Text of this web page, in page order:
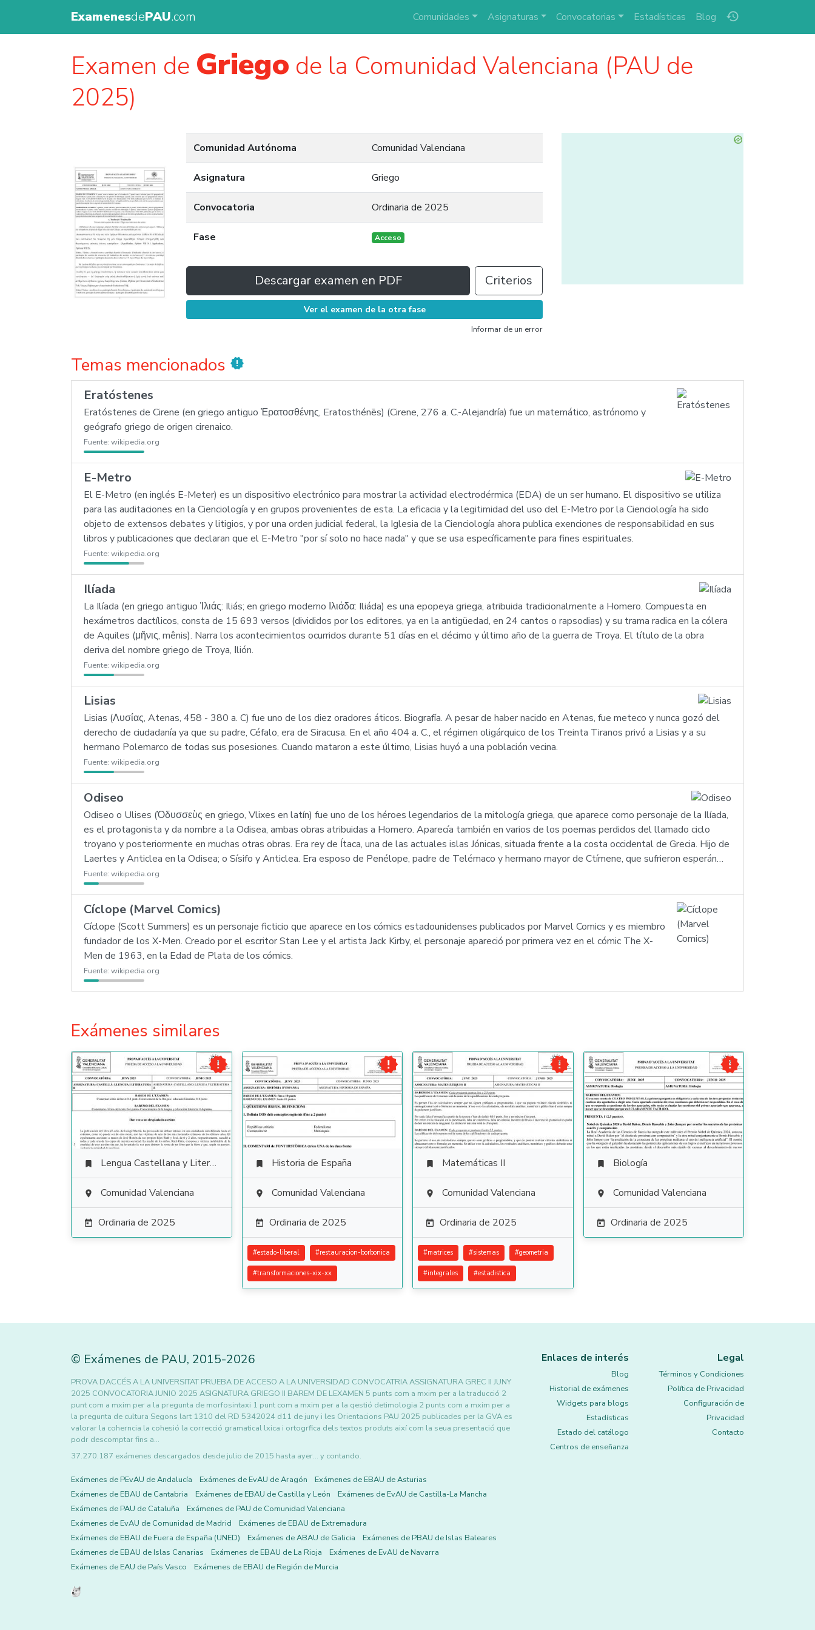
ExamenesdePAU.com history
Comunidades Asignaturas Convocatorias Estadísticas Blog
Examen de Griego de la Comunidad Valenciana (PAU de
2025)
Comunidad Autónoma Comunidad Valenciana
Asignatura Griego
Convocatoria Ordinaria de 2025
Fase Acceso
Descargar examen en PDF Criterios
Ver el examen de la otra fase
Informar de un error
Temas mencionados new_releases
Eratóstenes
Eratóstenes de Cirene (en griego antiguo Ἐρατοσθένης, Eratosthénēs) (Cirene, 276 a. C.-Alejandría) fue un matemático, astrónomo y
geógrafo griego de origen cirenaico.
Fuente: wikipedia.org
E-Metro
El E-Metro (en inglés E-Meter) es un dispositivo electrónico para mostrar la actividad electrodérmica (EDA) de un ser humano. El dispositivo se utiliza
para las auditaciones en la Cienciología y en grupos provenientes de esta. La eficacia y la legitimidad del uso del E-Metro por la Cienciología ha sido
objeto de extensos debates y litigios, y por una orden judicial federal, la Iglesia de la Cienciología ahora publica exenciones de responsabilidad en sus
libros y publicaciones que declaran que el E-Metro "por sí solo no hace nada" y que se usa específicamente para fines espirituales.
Fuente: wikipedia.org
Ilíada
La Ilíada (en griego antiguo Ἰλιάς: Iliás; en griego moderno Ιλιάδα: Iliáda) es una epopeya griega, atribuida tradicionalmente a Homero. Compuesta en
hexámetros dactílicos, consta de 15 693 versos (divididos por los editores, ya en la antigüedad, en 24 cantos o rapsodias) y su trama radica en la cólera
de Aquiles (μῆνις, mênis). Narra los acontecimientos ocurridos durante 51 días en el décimo y último año de la guerra de Troya. El título de la obra
deriva del nombre griego de Troya, Ιlión.
Fuente: wikipedia.org
Lisias
Lisias (Λυσίας, Atenas, 458 - 380 a. C) fue uno de los diez oradores áticos. Biografía. A pesar de haber nacido en Atenas, fue meteco y nunca gozó del
derecho de ciudadanía ya que su padre, Céfalo, era de Siracusa. En el año 404 a. C., el régimen oligárquico de los Treinta Tiranos privó a Lisias y a su
hermano Polemarco de todas sus posesiones. Cuando mataron a este último, Lisias huyó a una población vecina.
Fuente: wikipedia.org
Odiseo
Odiseo o Ulises (Ὀδυσσεὺς en griego, Vlixes en latín) fue uno de los héroes legendarios de la mitología griega, que aparece como personaje de la Ilíada,
es el protagonista y da nombre a la Odisea, ambas obras atribuidas a Homero. Aparecía también en varios de los poemas perdidos del llamado ciclo
troyano y posteriormente en muchas otras obras. Era rey de Ítaca, una de las actuales islas Jónicas, situada frente a la costa occidental de Grecia. Hijo de
Laertes y Anticlea en la Odisea; o Sísifo y Anticlea. Era esposo de Penélope, padre de Telémaco y hermano mayor de Ctímene, que sufrieron esperán…
Fuente: wikipedia.org
Cíclope (Marvel Comics)
Cíclope (Scott Summers) es un personaje ficticio que aparece en los cómics estadounidenses publicados por Marvel Comics y es miembro
fundador de los X-Men. Creado por el escritor Stan Lee y el artista Jack Kirby, el personaje apareció por primera vez en el cómic The X-
Men de 1963, en la Edad de Plata de los cómics.
Fuente: wikipedia.org
Exámenes similares

 Lengua Castellana y Literatura
 Comunidad Valenciana
 Ordinaria de 2025

 Historia de España
 Comunidad Valenciana
 Ordinaria de 2025
#estado-liberal #restauracion-borbonica
#transformaciones-xix-xx

 Matemáticas II
 Comunidad Valenciana
 Ordinaria de 2025
#matrices #sistemas #geometria
#integrales #estadistica

 Biología
 Comunidad Valenciana
 Ordinaria de 2025
© Exámenes de PAU, 2015-2026
PROVA DACCÉS A LA UNIVERSITAT PRUEBA DE ACCESO A LA UNIVERSIDAD CONVOCATRIA ASSIGNATURA GREC II JUNY
2025 CONVOCATORIA JUNIO 2025 ASIGNATURA GRIEGO II BAREM DE LEXAMEN 5 punts com a mxim per a la traducció 2
punt com a mxim per a la pregunta de morfosintaxi 1 punt com a mxim per a la qestió detimologia 2 punts com a mxim per a
la pregunta de cultura Segons lart 1310 del RD 5342024 d11 de juny i les Orientacions PAU 2025 publicades per la GVA es
valorar la coherncia la cohesió la correcció gramatical lxica i ortogrfica dels textos produts així com la seua presentació que
podr descomptar fins a…
37.270.187 exámenes descargados desde julio de 2015 hasta ayer... y contando.
Exámenes de PEvAU de Andalucía Exámenes de EvAU de Aragón
Exámenes de EBAU de Asturias
Exámenes de EBAU de Cantabria
Exámenes de EBAU de Castilla y León
Exámenes de EvAU de Castilla-La Mancha
Exámenes de PAU de Cataluña
Exámenes de PAU de Comunidad Valenciana
Exámenes de EvAU de Comunidad de Madrid
Exámenes de EBAU de Extremadura
Exámenes de EBAU de Fuera de España (UNED)
Exámenes de ABAU de Galicia
Exámenes de PBAU de Islas Baleares
Exámenes de EBAU de Islas Canarias
Exámenes de EBAU de La Rioja
Exámenes de EvAU de Navarra
Exámenes de EAU de País Vasco
Exámenes de EBAU de Región de Murcia
Enlaces de interés
Blog
Historial de exámenes
Widgets para blogs
Estadísticas
Estado del catálogo
Centros de enseñanza
Legal
Términos y Condiciones
Política de Privacidad
Configuración de
Privacidad
Contacto